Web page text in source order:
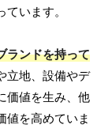
います。
ランドを持って
立地、設備やデ
価値を生み、他
値を高めていま